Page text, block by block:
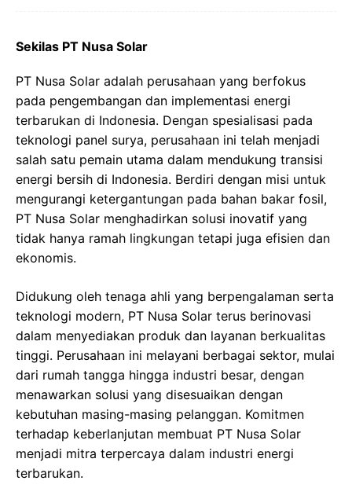
Sekilas PT Nusa Solar
PT Nusa Solar adalah perusahaan yang berfokus
pada pengembangan dan implementasi energi
terbarukan di Indonesia. Dengan spesialisasi pada
teknologi panel surya, perusahaan ini telah menjadi
salah satu pemain utama dalam mendukung transisi
energi bersih di Indonesia. Berdiri dengan misi untuk
mengurangi ketergantungan pada bahan bakar fosil,
PT Nusa Solar menghadirkan solusi inovatif yang
tidak hanya ramah lingkungan tetapi juga efisien dan
ekonomis.
Didukung oleh tenaga ahli yang berpengalaman serta
teknologi modern, PT Nusa Solar terus berinovasi
dalam menyediakan produk dan layanan berkualitas
tinggi. Perusahaan ini melayani berbagai sektor, mulai
dari rumah tangga hingga industri besar, dengan
menawarkan solusi yang disesuaikan dengan
kebutuhan masing-masing pelanggan. Komitmen
terhadap keberlanjutan membuat PT Nusa Solar
menjadi mitra terpercaya dalam industri energi
terbarukan.